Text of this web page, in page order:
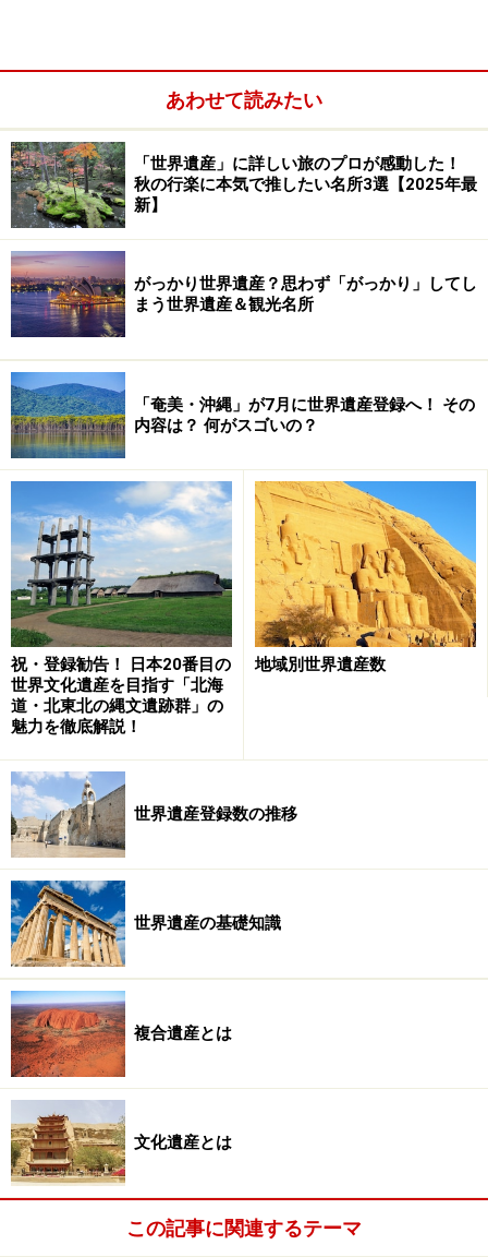
している。中国は2013年にスペインを抜いて2位に躍進
し、2016年に首位イタリアに1件差に詰め、2019年に追
いついている。
このところの中国の登録数はダントツ世界一で、10年で
17件にもなる。日本も10年で9件を登録しているが、そ
れでも8件も差が開いてしまった。以下は2010～2019年
に限ったベスト5だ。現在、世界遺産リストへの推薦は
各国年1件に絞られており、この差は容易に埋まりそう
にない。
■ここ10年の登録数国別ランキング
1位……17件 中国
2位……14件 イラン
3位……12件 ドイツ
同……12件 フランス
5位……11件 インド
次点…… 9件 イタリア、トルコ、日本
世界遺産に対する力の入れ方は国によって異なり、たと
メリカはユネスコの政治的介入を嫌って1984年に脱退し
ており（2003年復帰）、その後もオブザーバー（議決権
のない傍聴者）として参加して登録数を増やしていた
が、イエローストーンの保護などを巡ってユネスコと対
立し、登録を停止してしまった。2012年にもパレスチナ
のユネスコ加盟や世界遺産登録に反対して拠出金を停止
し、2018年末にイスラエルとともにふたたびユネスコを
脱退している（世界遺産委員会にはオブザーバー参
加）。
全体的な傾向としては、ヨーロッパが多く、ヨーロッパ
でないとしてもほとんど先進国が占めている。世界遺産
の多い国が毎年のように登録を重ねる一方、登録数が少
ない国はなかなか増やせていない。ただ、世界遺産非保
有国は年々減少しており、2011年2か国、2012年4か
国、2013年3か国、2014年1か国、2015年2か国、2016
あわせて読みたい
「世界遺産」に詳しい旅のプロが感動した！
秋の行楽に本気で推したい名所3選【2025年最
新】
がっかり世界遺産？思わず「がっかり」してし
まう世界遺産＆観光名所
「奄美・沖縄」が7月に世界遺産登録へ！ その
内容は？ 何がスゴいの？
祝・登録勧告！ 日本20番目の
世界文化遺産を目指す「北海
道・北東北の縄文遺跡群」の
魅力を徹底解説！
地域別世界遺産数
世界遺産登録数の推移
世界遺産の基礎知識
複合遺産とは
文化遺産とは
この記事に関連するテーマ